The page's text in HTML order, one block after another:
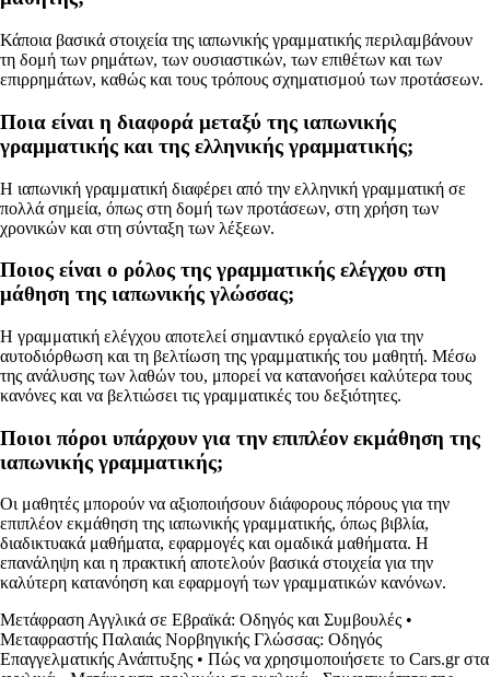
Κάποια βασικά στοιχεία της ιαπωνικής γραμματικής περιλαμβάνουν
τη δομή των ρημάτων, των ουσιαστικών, των επιθέτων και των
επιρρημάτων, καθώς και τους τρόπους σχηματισμού των προτάσεων.
Ποια είναι η διαφορά μεταξύ της ιαπωνικής
γραμματικής και της ελληνικής γραμματικής;
Η ιαπωνική γραμματική διαφέρει από την ελληνική γραμματική σε
πολλά σημεία, όπως στη δομή των προτάσεων, στη χρήση των
χρονικών και στη σύνταξη των λέξεων.
Ποιος είναι ο ρόλος της γραμματικής ελέγχου στη
μάθηση της ιαπωνικής γλώσσας;
Η γραμματική ελέγχου αποτελεί σημαντικό εργαλείο για την
αυτοδιόρθωση και τη βελτίωση της γραμματικής του μαθητή. Μέσω
της ανάλυσης των λαθών του, μπορεί να κατανοήσει καλύτερα τους
κανόνες και να βελτιώσει τις γραμματικές του δεξιότητες.
Ποιοι πόροι υπάρχουν για την επιπλέον εκμάθηση της
ιαπωνικής γραμματικής;
Οι μαθητές μπορούν να αξιοποιήσουν διάφορους πόρους για την
επιπλέον εκμάθηση της ιαπωνικής γραμματικής, όπως βιβλία,
διαδικτυακά μαθήματα, εφαρμογές και ομαδικά μαθήματα. Η
επανάληψη και η πρακτική αποτελούν βασικά στοιχεία για την
καλύτερη κατανόηση και εφαρμογή των γραμματικών κανόνων.
Μετάφραση Αγγλικά σε Εβραϊκά: Οδηγός και Συμβουλές •
Μεταφραστής Παλαιάς Νορβηγικής Γλώσσας: Οδηγός
Επαγγελματικής Ανάπτυξης • Πώς να χρησιμοποιήσετε το Cars.gr στα